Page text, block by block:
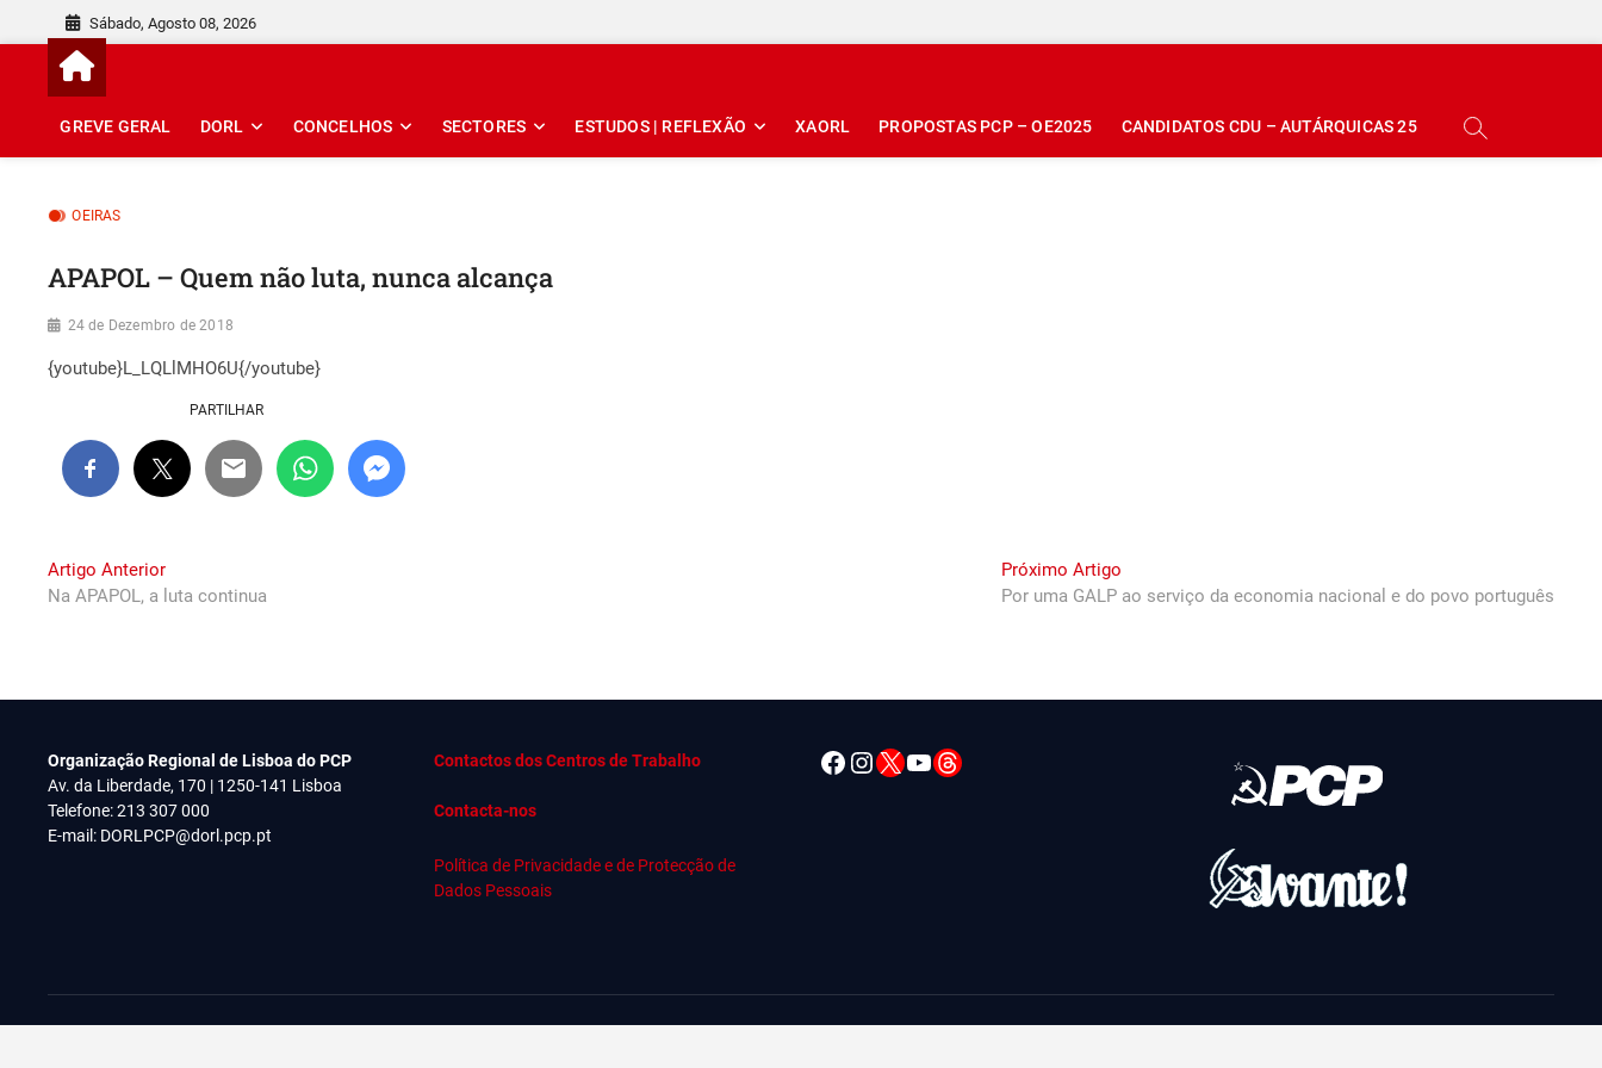
content
Sábado, Agosto 08, 2026
GREVE GERAL DORL CONCELHOS SECTORES ESTUDOS | REFLEXÃO XAORL PROPOSTAS PCP – OE2025 CANDIDATOS CDU – AUTÁRQUICAS 25
OEIRAS
APAPOL – Quem não luta, nunca alcança
24 de Dezembro de 2018
{youtube}L_LQLlMHO6U{/youtube}
PARTILHAR
Navegação
de
Artigo AnteriorPrevious
post:
Na APAPOL, a luta continua
Próximo ArtigoNext
post:
Por uma GALP ao serviço da economia nacional e do povo português
Organização Regional de Lisboa do PCP
Av. da Liberdade, 170 | 1250-141 Lisboa
Telefone: 213 307 000
E-mail: DORLPCP@dorl.pcp.pt
Contactos dos Centros de Trabalho
Contacta-nos
Política de Privacidade e de Protecção de
Dados Pessoais
Facebook
Instagram
X YouTube
Threads